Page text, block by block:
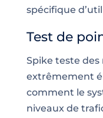
spécifique
Test de
Spike teste
extrêmement
comment le
niveaux de